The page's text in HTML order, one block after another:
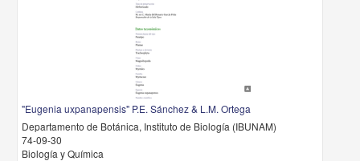
"Eugenia uxpanapensis" P.E. Sánchez & L.M. Ortega
Departamento de Botánica, Instituto de Biología (IBUNAM)
74-09-30
Biología y Química